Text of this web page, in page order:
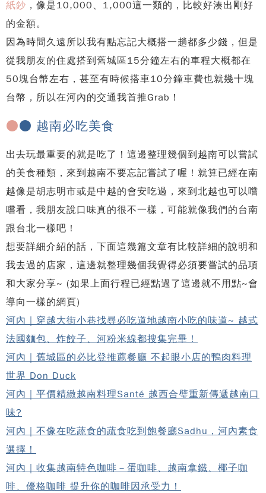
紙鈔 ，像是10,000、1,000這一類的，比較好湊出剛好
的金額。
因為時間久遠所以我有點忘記大概搭一趟都多少錢，但是
從我朋友的住處搭到舊城區15分鐘左右的車程大概都在
50塊台幣左右，甚至有時候搭車10分鐘車費也就幾十塊
台幣，所以在河內的交通我首推Grab！
●● 越南必吃美食
出去玩最重要的就是吃了！這邊整理幾個到越南可以嘗試
的美食種類，來到越南不要忘記嘗試了喔！就算已經在南
越像是胡志明市或是中越的會安吃過，來到北越也可以嚐
嚐看，我朋友說口味真的很不一樣，可能就像我們的台南
跟台北一樣吧！
想要詳細介紹的話，下面這幾篇文章有比較詳細的說明和
我去過的店家，這邊就整理幾個我覺得必須要嘗試的品項
和大家分享~ (如果上面行程已經點過了這邊就不用點~會
導向一樣的網頁)
河內｜穿越大街小巷找尋必吃道地越南小吃的味道~ 越式
法國麵包、炸餃子、河粉米線都搜集完畢！
河內｜舊城區的必比登推薦餐廳 不起眼小店的鴨肉料理
世界 Don Duck
河內｜平價精緻越南料理Santé 越西合璧重新傳遞越南口
味?
河內｜不像在吃蔬食的蔬食吃到飽餐廳Sadhu，河內素食
選擇！
河內｜收集越南特色咖啡－蛋咖啡、越南拿鐵、椰子咖
啡、優格咖啡 提升你的咖啡因承受力！